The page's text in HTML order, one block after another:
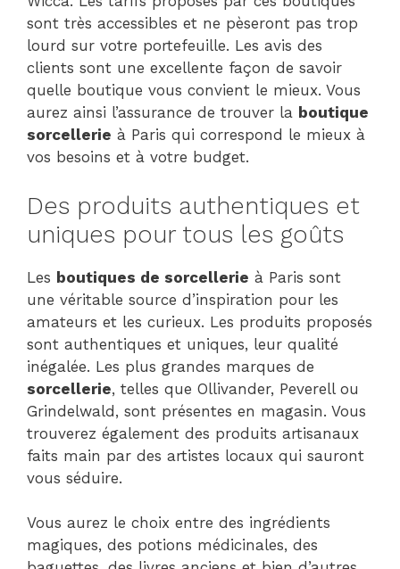
sont très accessibles et ne pèseront pas trop
lourd sur votre portefeuille. Les avis des
clients sont une excellente façon de savoir
quelle boutique vous convient le mieux. Vous
aurez ainsi l’assurance de trouver la boutique
sorcellerie à Paris qui correspond le mieux à
vos besoins et à votre budget.
Des produits authentiques et
uniques pour tous les goûts
Les boutiques de sorcellerie à Paris sont
une véritable source d’inspiration pour les
amateurs et les curieux. Les produits proposés
sont authentiques et uniques, leur qualité
inégalée. Les plus grandes marques de
sorcellerie, telles que Ollivander, Peverell ou
Grindelwald, sont présentes en magasin. Vous
trouverez également des produits artisanaux
faits main par des artistes locaux qui sauront
vous séduire.
Vous aurez le choix entre des ingrédients
magiques, des potions médicinales, des